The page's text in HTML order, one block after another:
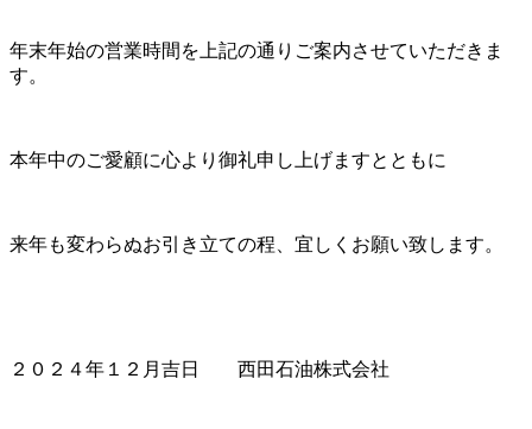
年末年始の営業時間を上記の通りご案内させていただきま
す。
本年中のご愛顧に心より御礼申し上げますとともに
来年も変わらぬお引き立ての程、宜しくお願い致します。
２０２４年１２月吉日 西田石油株式会社